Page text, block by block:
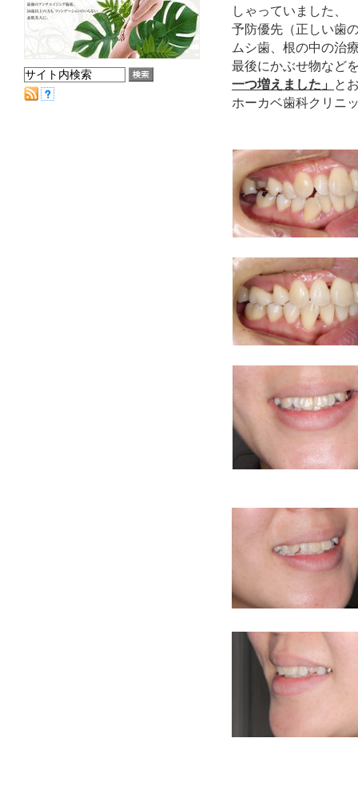
しゃっていました、
予防優先（正しい歯
ムシ歯、根の中の治
最後にかぶせ物など
一つ増えました」
と
ホーカベ歯科クリニ